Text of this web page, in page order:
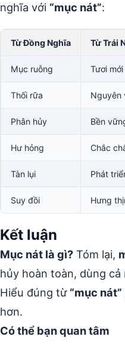
nghĩa với “mục nát”:
Từ Đồng Nghĩa Từ Trái
Mục ruỗng Tươi mới
Thối rữa Nguyên
Phân hủy Bền
Hư hỏng Chắc
Tàn lụi Phát
Suy đồi Hưng
Kết luận
Mục nát là gì? Tóm lại,
hủy hoàn toàn, dùng
Hiểu đúng từ “mục nát”
hơn.
Có thể bạn quan tâm